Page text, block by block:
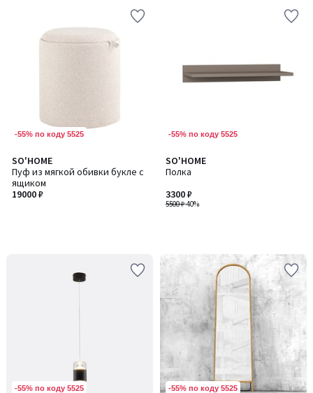
-55% по коду 5525
SO'HOME
Пуф из мягкой обивки букле с
ящиком
19000 ₽
-55% по коду 5525
SO'HOME
Полка
5500 ₽-40%
3300 ₽
-55% по коду 5525 -55% по коду 5525